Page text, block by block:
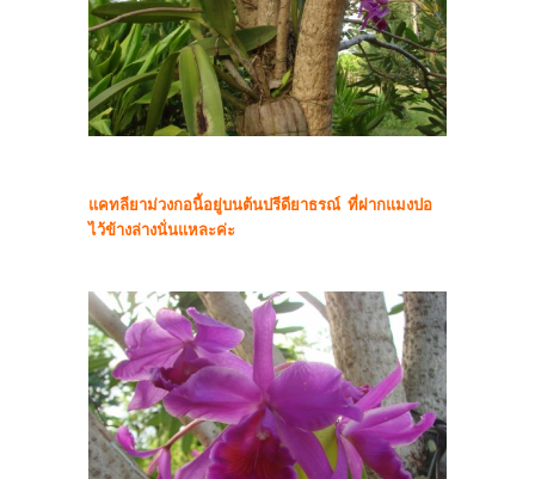
แคทลียาม่วงกอนี้อยู่บนต้นปรีดียาธรณ์ ที่ฝากแมงปอ
ไว้ข้างล่างนั่นแหละค่ะ